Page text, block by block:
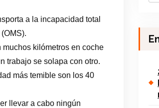
a la incapacidad total
kilómetros en coche
trabajo se solapa con otro.
más temible son los 40
llevar a cabo ningún